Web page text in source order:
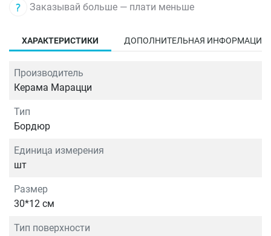
Заказывай больше — плати меньше
ХАРАКТЕРИСТИКИ ДОПОЛНИТЕЛЬНАЯ ИНФОРМАЦИЯ
Производитель
Керама Марацци
Тип
Бордюр
Единица измерения
шт
Размер
30*12 см
Тип поверхности